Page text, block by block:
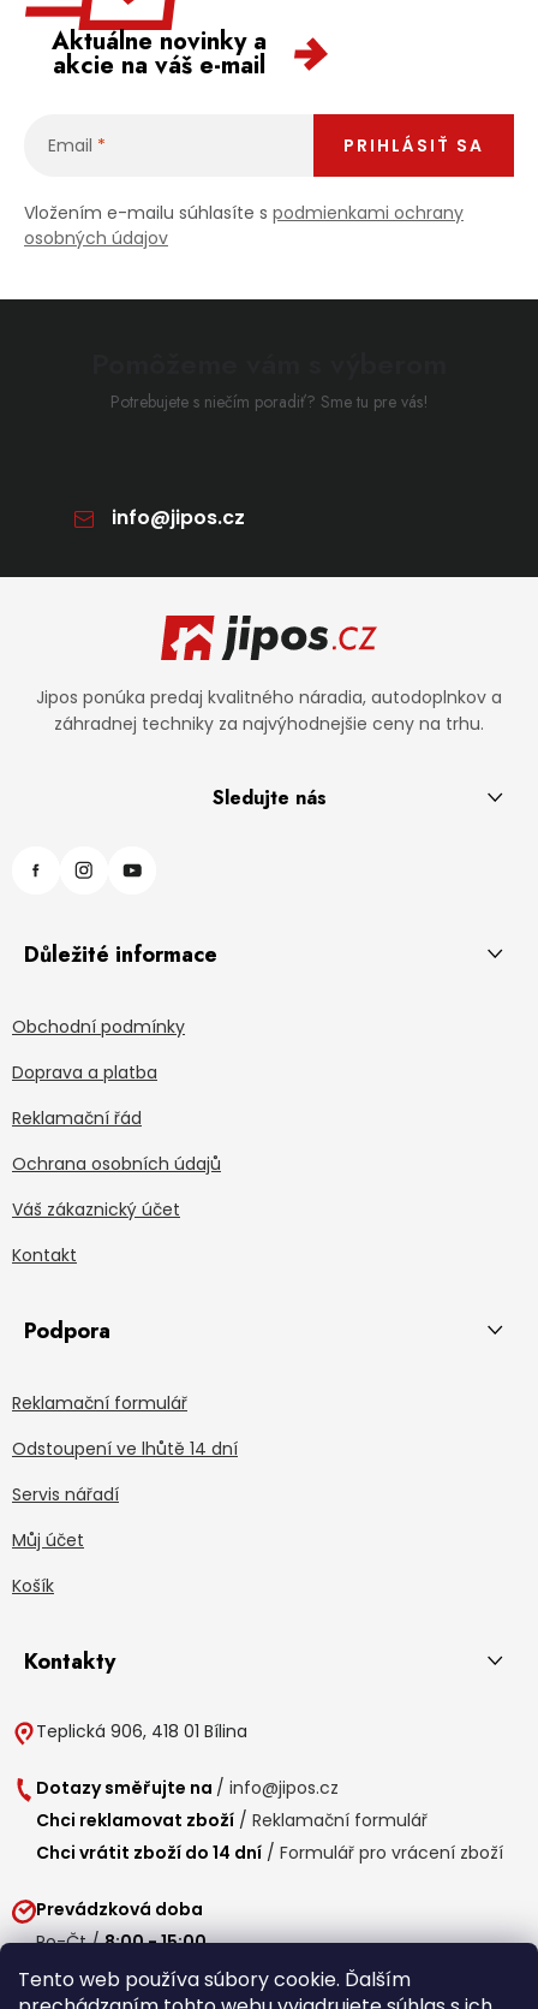
Tento web používa súbory cookie. Ďalším
Obchodné podmienky
Podmienky ochrany osobných údajov
Přihlášení Registrace
Aktuálne novinky a
akcie na váš e-mail
Email
Vložením e-mailu súhlasíte s podmienkami ochrany
osobných údajov
PRIHLÁSIŤ SA
Potrebujete s niečím poradiť? Sme tu pre vás!
info@jipos.cz
Jipos ponúka predaj kvalitného náradia, autodoplnkov a
záhradnej techniky za najvýhodnejšie ceny na trhu.
Sledujte nás
Důležité informace
Obchodní podmínky
Doprava a platba
Reklamační řád
Ochrana osobních údajů
Váš zákaznický účet
Kontakt
Podpora
Reklamační formulář
Odstoupení ve lhůtě 14 dní
Servis nářadí
Můj účet
Košík
Kontakty
Teplická 906, 418 01 Bílina
Dotazy směřujte na / info@jipos.cz
Chci reklamovat zboží / Reklamační formulář
Chci vrátit zboží do 14 dní / Formulář pro vrácení zboží
Prevádzková doba
Po-Čt /8:00 - 15:00
Pá / 7:30 - 14:30